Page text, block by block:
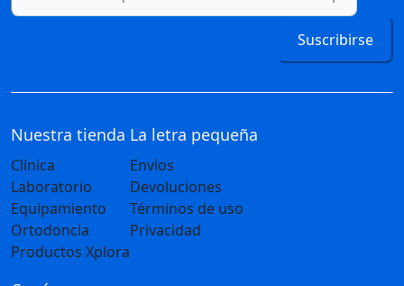
Suscribirse
Nuestra tienda
Clínica
Laboratorio
Equipamiento
Ortodoncia
Productos Xplora
La letra pequeña
Envíos
Devoluciones
Términos de uso
Privacidad